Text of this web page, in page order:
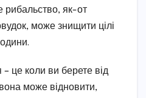
рибальство, як-от
може знищити цілі
це коли ви берете від
може відновити,